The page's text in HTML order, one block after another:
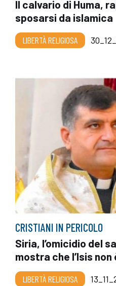
Il calvario di Huma,
sposarsi da islamica
LIBERTÀ RELIGIOSA
CRISTIANI IN PERICOLO
Siria, l’omicidio del
mostra che l’Isis
LIBERTÀ RELIGIOSA